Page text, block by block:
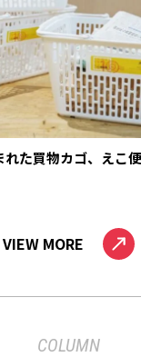
れた買物カゴ、えこ
VIEW MORE
COLUMN